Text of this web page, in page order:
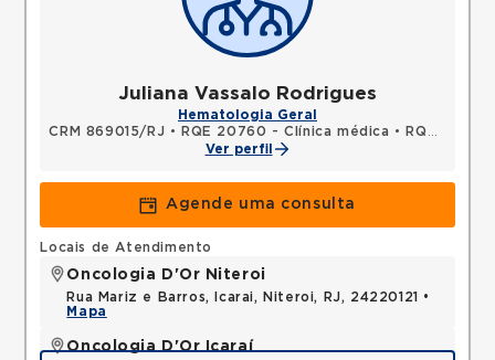
Juliana Vassalo Rodrigues
Hematologia Geral
CRM 869015/RJ • RQE 20760 - Clínica médica •
RQE 31565 - Hematologia e hemoterapia
Ver perfil
Agende uma consulta
Locais de Atendimento
Oncologia D'Or Niteroi
Rua Mariz e Barros, Icarai, Niteroi, RJ, 24220121 •
Mapa
Oncologia D'Or Icaraí